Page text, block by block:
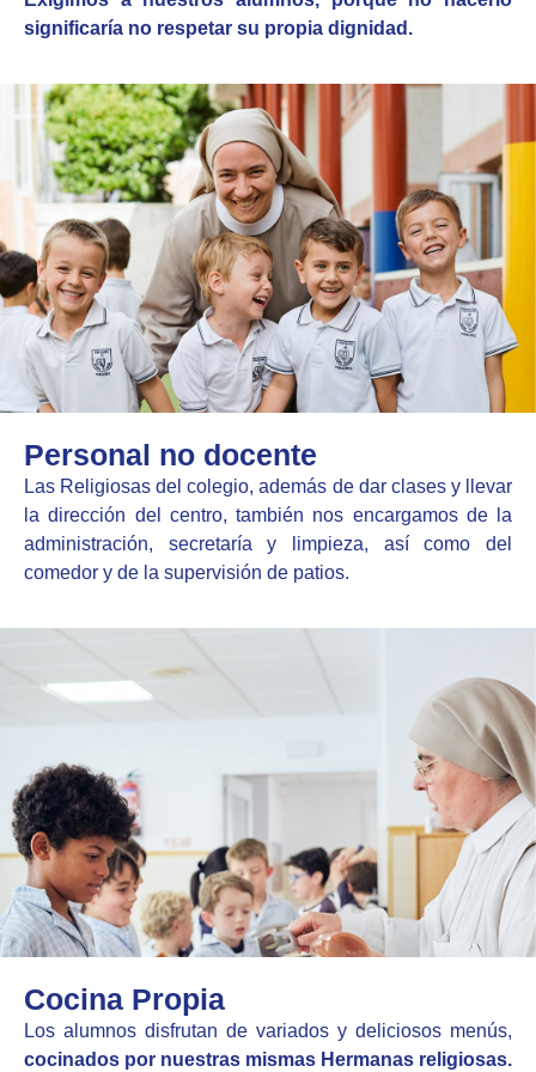
significaría no respetar su propia dignidad.
Personal no docente
Las Religiosas del colegio, además de dar clases y llevar
la dirección del centro, también nos encargamos de la
administración, secretaría y limpieza, así como del
comedor y de la supervisión de patios.
Cocina Propia
Los alumnos disfrutan de variados y deliciosos menús,
cocinados por nuestras mismas Hermanas religiosas.